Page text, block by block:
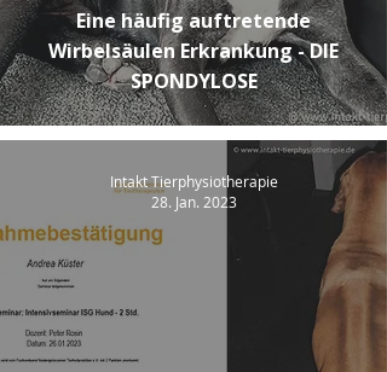
Eine häufig auftretende
Wirbelsäulen Erkrankung - DIE
SPONDYLOSE
Intakt Tierphysiotherapie
28. Jan. 2023